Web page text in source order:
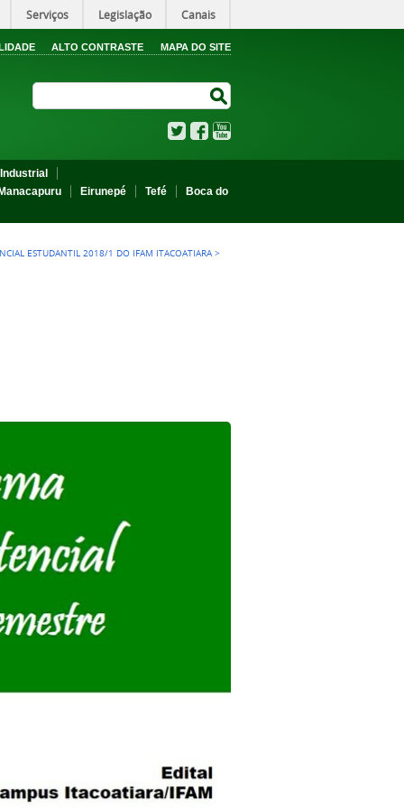
Serviços Legislação Canais
ALTO CONTRASTE MAPA DO SITE
TwitterFacebook
Eirunepé Tefé Boca do
ESTUDANTIL 2018/1 DO IFAM ITACOATIARA >